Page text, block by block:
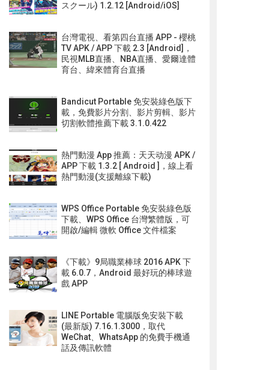
スクール) 1.2.12 [Android/iOS]
台灣電視、看第四台直播 APP - 櫻桃
TV APK / APP 下載 2.3 [Android]，
民視MLB直播、NBA直播、愛爾達體
育台、緯來體育台直播
Bandicut Portable 免安裝綠色版下
載，免費影片分割、影片剪輯、影片
切割軟體推薦下載 3.1.0.422
熱門動漫 App 推薦：天天动漫 APK /
APP 下載 1.3.2 [ Android ]，線上看
熱門動漫(支援離線下載)
WPS Office Portable 免安裝綠色版
下載、WPS Office 台灣繁體版，可
開啟/編輯 微軟 Office 文件檔案
《下載》9局職業棒球 2016 APK 下
載 6.0.7，Android 最好玩的棒球遊
戲 APP
LINE Portable 電腦版免安裝下載
(最新版) 7.16.1.3000，取代
WeChat、WhatsApp 的免費手機通
話及傳訊軟體